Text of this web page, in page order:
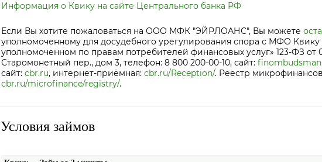
Информация о Квику на сайте Центрального банка РФ
Если Вы хотите пожаловаться на ООО МФК "ЭЙРЛОАНС", Вы можете
уполномоченному для досудебного урегулирования спора с МФО
уполномоченном по правам потребителей финансовых услуг» 123-ФЗ от
Старомонетный пер., дом 3, телефон: 8 800 200-00-10, сайт:
сайт:cbr.ru, интернет-приёмная:cbr.ru/Reception/. Реестр
cbr.ru/microfinance/registry/.
Условия займов